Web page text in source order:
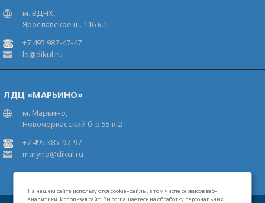
На нашем сайте используются cookie–файлы, в том числе сервисов веб–
аналитики. Используя сайт, Вы соглашаетесь на обработку персональных
м. ВДНХ,
Ярославское ш. 116 к.1
+7 495 987-47-47
lo@dikul.ru
ЛДЦ «МАРЬИНО»
м. Марьино,
Новочеркасский б-р 55 к.2
+7 495 385-97-97
maryno@dikul.ru